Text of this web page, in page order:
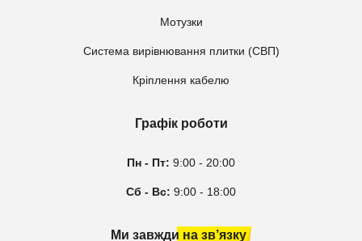
Мотузки
Система вирівнювання плитки (СВП)
Кріплення кабелю
Графік роботи
Пн - Пт: 9:00 - 20:00
Сб - Вс: 9:00 - 18:00
Ми завжди на зв’язку